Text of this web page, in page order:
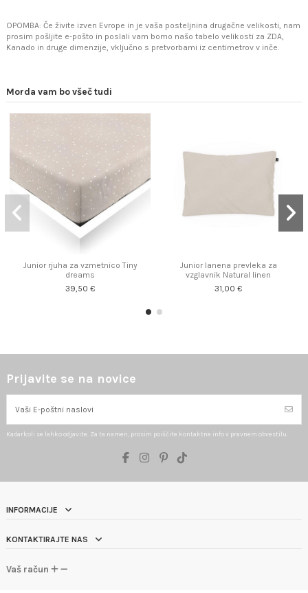
OPOMBA: Če živite izven Evrope in je vaša posteljnina drugačne velikosti, nam
prosim pošljite e-pošto in poslali vam bomo našo tabelo velikosti za ZDA,
Kanado in druge dimenzije, vključno s pretvorbami iz centimetrov v inče.
Morda vam bo všeč tudi
Junior rjuha za vzmetnico Tiny
dreams
39,50 €
Junior lanena prevleka za
vzglavnik Natural linen
31,00 €
Prijavite se na novice
Kadarkoli se lahko odjavite. Za ta namen, prosim poiščite kontaktne info v pravnem obvestilu.
INFORMACIJE
KONTAKTIRAJTE NAS
Vaš račun